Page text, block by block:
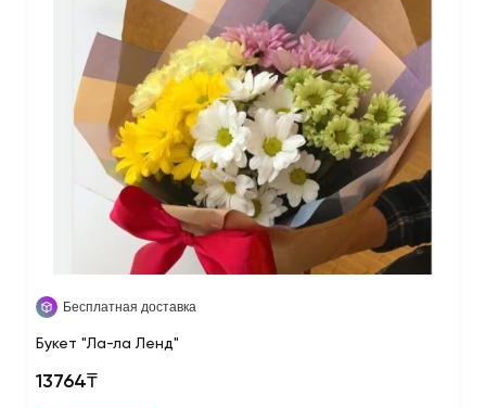
Бесплатная доставка
Букет "Ла-ла Ленд"
13764₸